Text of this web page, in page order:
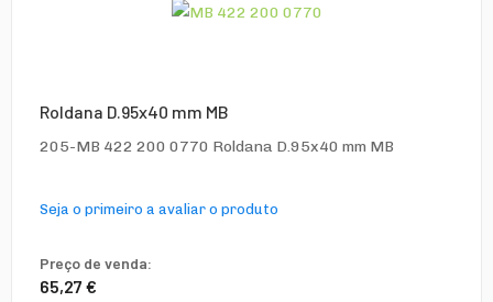
Roldana D.95x40 mm MB
205-MB 422 200 0770 Roldana D.95x40 mm MB
Seja o primeiro a avaliar o produto
Preço de venda:
65,27 €